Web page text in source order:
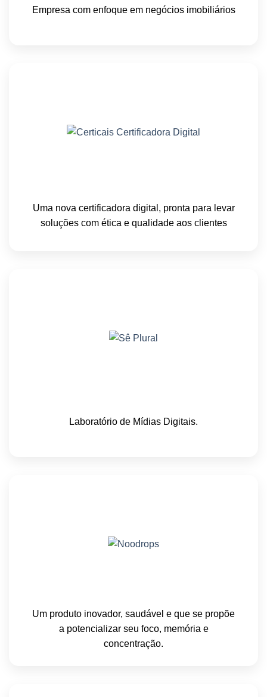
Empresa com enfoque em negócios imobiliários
Uma nova certificadora digital, pronta para levar
soluções com ética e qualidade aos clientes
Laboratório de Mídias Digitais.
Um produto inovador, saudável e que se propõe
a potencializar seu foco, memória e
concentração.